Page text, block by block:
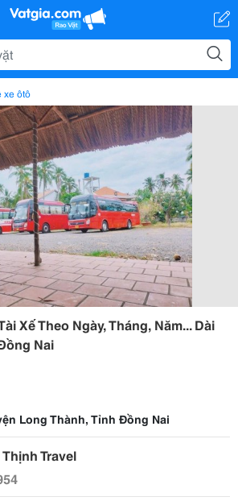
xe ôtô
Xế Theo Ngày, Tháng, Năm... Dài
Nai
Long Thành, Tỉnh Đồng Nai
Travel